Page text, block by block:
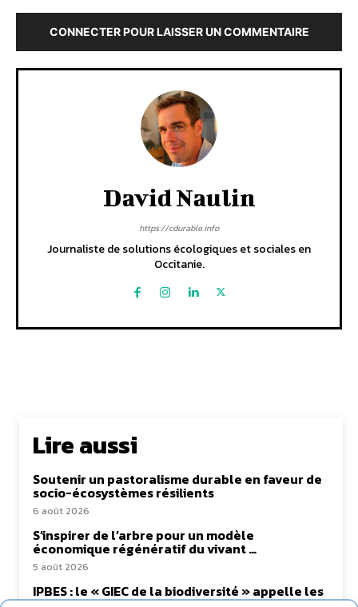
CONNECTER POUR LAISSER UN COMMENTAIRE
David Naulin
https://cdurable.info
Journaliste de solutions écologiques et sociales en
Occitanie.
Lire aussi
Soutenir un pastoralisme durable en faveur de
socio-écosystèmes résilients
6 août 2026
S’inspirer de l’arbre pour un modèle
économique régénératif du vivant …
5 août 2026
IPBES : le « GIEC de la biodiversité » appelle les